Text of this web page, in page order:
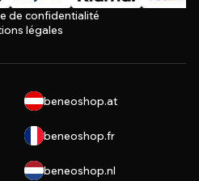
de confidentialité
légales
beneoshop.at
beneoshop.fr
beneoshop.nl